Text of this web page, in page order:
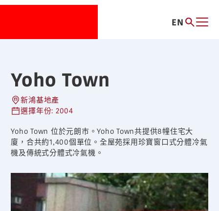
EN
Yoho Town
新鴻基地產
選擇年份: 2004
Yoho Town 位於元朗巿。Yoho Town共提供8幢住宅大
廈，合共約1,400個單位。全屋苑採用珍寶窗口式分體冷氣
機及傳統式分體式冷氣機。